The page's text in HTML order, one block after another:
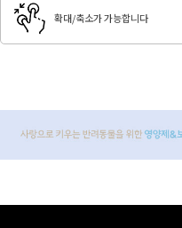
확대/축소가 가능합니다